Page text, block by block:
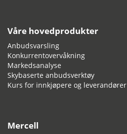
Våre hovedprodukter
Anbudsvarsling
Konkurrentovervåkning
Markedsanalyse
Skybaserte anbudsverktøy
Kurs for innkjøpere og leverandører
Mercell